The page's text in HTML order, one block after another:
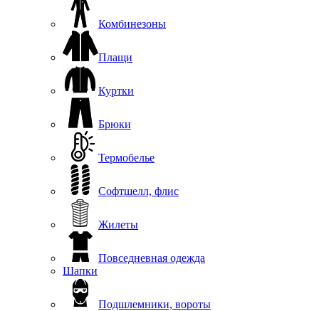
Комбинезоны
Плащи
Куртки
Брюки
Термобелье
Софтшелл, флис
Жилеты
Повседневная одежда
Шапки
Подшлемники, вороты